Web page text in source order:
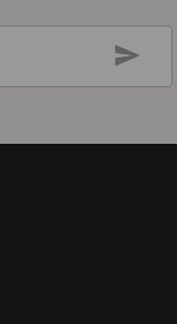
send